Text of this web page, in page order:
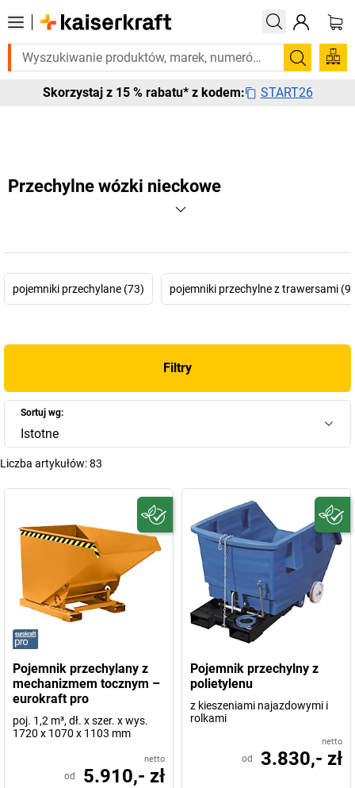
pilnie? Wybrane bestsellery dostarczamy w ciągu 2-3 dni
Szukaj
Skorzystaj z 15 % rabatu* z kodem: START26
Przechylne wózki nieckowe
pojemniki przechylane (73) pojemniki przechylne z trawersami (9)
Filtry
Sortuj wg:
Istotne
Liczba artykułów:83
Pojemnik przechylany z
mechanizmem tocznym –
eurokraft pro
poj. 1,2 m³, dł. x szer. x wys.
1720 x 1070 x 1103 mm
netto
od 5.910,- zł
Pojemnik przechylny z
polietylenu
z kieszeniami najazdowymi i
rolkami
netto
od 3.830,- zł